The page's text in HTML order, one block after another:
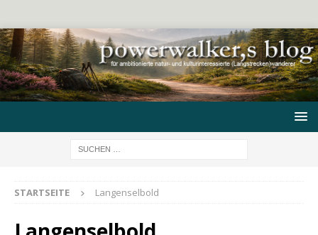
STARTSEITE Langenselbold